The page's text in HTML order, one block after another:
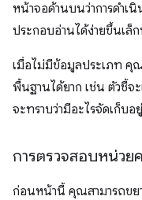
หน้าจอด้านบนว่าการดำเ
ประกอบอ่านได้ง่ายขึ้นเล็
เมื่อไม่มีข้อมูลประเภท คุ
พื้นฐานได้ยาก เช่น ตัวชี้จ
จะทราบว่ามีอะไรจัดเก็บ
การตรวจสอบหน่วย
ก่อนหน้านี้ คุณสามารถขย